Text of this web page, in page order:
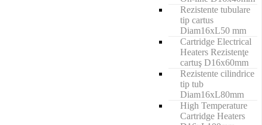
Rezistente tubulare
tip cartus
Diam16xL50 mm
Cartridge Electrical
Heaters Rezistenţe
cartuş D16x60mm
Rezistente cilindrice
tip tub
Diam16xL80mm
High Temperature
Cartridge Heaters